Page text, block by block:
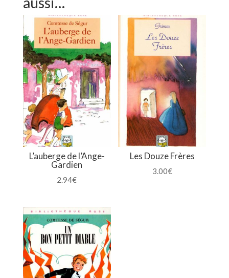
L’auberge de l’Ange-
Gardien
2.94€
Les Douze Frères
3.00€